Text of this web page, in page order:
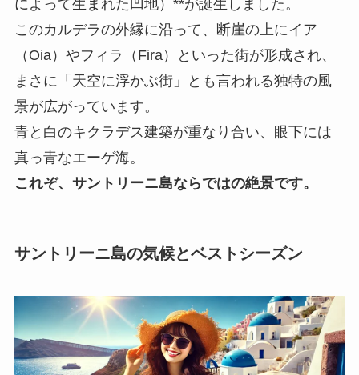
によって生まれた凹地）**が誕生しました。
このカルデラの外縁に沿って、断崖の上にイア
（Oia）やフィラ（Fira）といった街が形成され、
まさに「天空に浮かぶ街」とも言われる独特の風
景が広がっています。
青と白のキクラデス建築が重なり合い、眼下には
真っ青なエーゲ海。
これぞ、サントリーニ島ならではの絶景です。
サントリーニ島の気候とベストシーズン